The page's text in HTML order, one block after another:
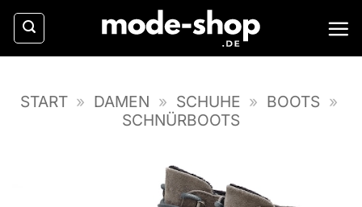
Zum
Inhalt
springen
START » DAMEN » SCHUHE » BOOTS »
SCHNÜRBOOTS